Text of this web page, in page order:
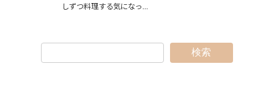
しずつ料理する気になっ…
検索